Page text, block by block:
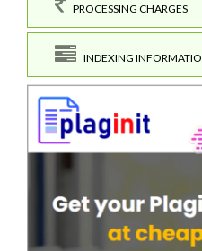
PROCESSING CHARGES
INDEXING